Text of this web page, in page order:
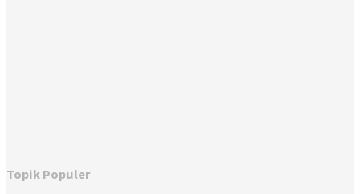
Topik Populer